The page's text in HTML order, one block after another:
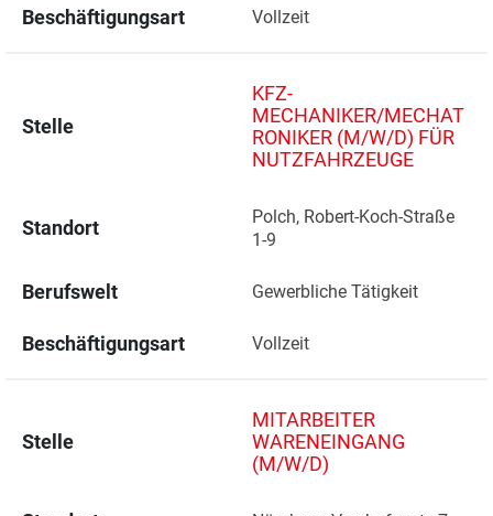
Beschäftigungsart Vollzeit
Stelle
KFZ-
MECHANIKER/MECHAT
RONIKER (M/W/D) FÜR
NUTZFAHRZEUGE
Standort
Polch, Robert-Koch-Straße
1-9
Berufswelt Gewerbliche Tätigkeit
Beschäftigungsart Vollzeit
Stelle
MITARBEITER
WARENEINGANG
(M/W/D)